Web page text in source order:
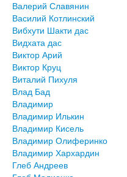
Валерий Славянин
Василий Котлинский
Вибхути Шакти дас
Видхата дас
Виктор Арий
Виктор Круц
Виталий Пихуля
Влад Бад
Владимир
Владимир Илькин
Владимир Кисель
Владимир Олиферинко
Владимир Хархардин
Глеб Андреев